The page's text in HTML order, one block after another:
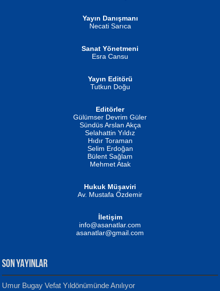
İSMAİL OKUTAN
Erkeklerin Kahrolması Ne Demektir
Evvel Zaman Tanrıçası...
Yayın Danışmanı
Necati Sarıca
Sanat Yönetmeni
Esra Cansu
Yayın Editörü
Tutkun Doğu
Editörler
Gülümser Devrim Güler
Sündüs Arslan Akça
Selahattin Yıldız
Hıdır Toraman
Selim Erdoğan
Bülent Sağlam
Mehmet Atak
Hukuk Müşaviri
Av. Mustafa Özdemir
İletişim
info@asanatlar.com
asanatlar@gmail.com
SON YAYINLAR
Umur Bugay Vefat Yıldönümünde Anılıyor